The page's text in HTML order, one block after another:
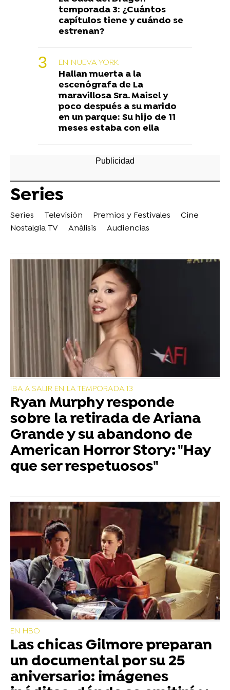
temporada 3: ¿Cuántos
capítulos tiene y cuándo se
estrenan?
EN NUEVA YORK
Hallan muerta a la
escenógrafa de La
maravillosa Sra. Maisel y
poco después a su marido
en un parque: Su hijo de 11
meses estaba con ella
Series
Series Televisión Premios y Festivales
Cine
Nostalgia TV
Análisis Audiencias
IBA A SALIR EN LA TEMPORADA 13
Ryan Murphy responde
sobre la retirada de Ariana
Grande y su abandono de
American Horror Story: "Hay
que ser respetuosos"
EN HBO
Las chicas Gilmore preparan
un documental por su 25
aniversario: imágenes